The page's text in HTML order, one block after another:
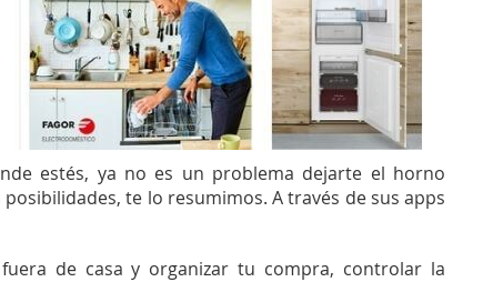
estés, ya no es un problema dejarte el horno
posibilidades,te lo resumimos. A través de sus apps
de casa y organizar tu compra, controlar la